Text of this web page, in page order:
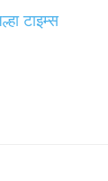
टाइम्स